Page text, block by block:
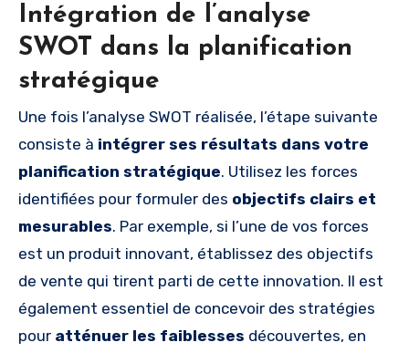
Intégration de l’analyse
SWOT dans la planification
stratégique
Une fois l’analyse SWOT réalisée, l’étape suivante
consiste à intégrer ses résultats dans votre
planification stratégique. Utilisez les forces
identifiées pour formuler des objectifs clairs et
mesurables. Par exemple, si l’une de vos forces
est un produit innovant, établissez des objectifs
de vente qui tirent parti de cette innovation. Il est
également essentiel de concevoir des stratégies
pour atténuer les faiblesses découvertes, en